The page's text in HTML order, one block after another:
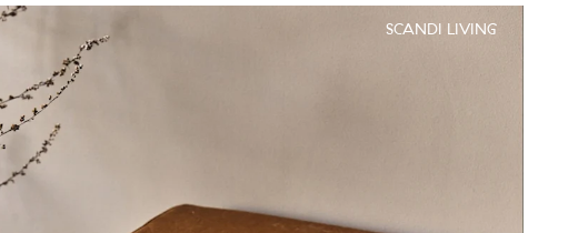
SCANDI LIVING